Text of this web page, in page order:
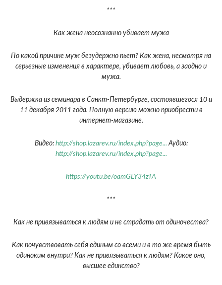
***
Как жена неосознанно убивает мужа
По какой причине муж безудержно пьет? Как жена, несмотря на
серьезные изменения в характере, убивает любовь, а заодно и
мужа.
Выдержка из семинара в Санкт-Петербурге, состоявшегося 10 и
11 декабря 2011 года. Полную версию можно приобрести в
интернет-магазине.
Видео: http://shop.lazarev.ru/index.php?page... Аудио:
http://shop.lazarev.ru/index.php?page...
https://youtu.be/oamGLY34zTA
***
Как не привязываться к людям и не страдать от одиночества?
Как почувствовать себя единым со всеми и в то же время быть
одиноким внутри? Как не привязываться к людям? Какое оно,
высшее единство?